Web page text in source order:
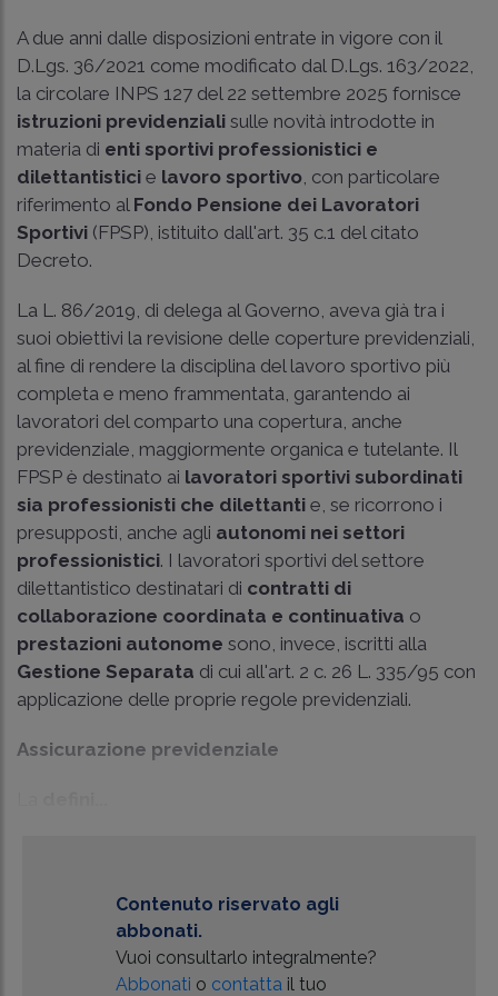
A due anni dalle disposizioni entrate in vigore con il
D.Lgs. 36/2021 come modificato dal D.Lgs. 163/2022,
la circolare INPS 127 del 22 settembre 2025 fornisce
istruzioni previdenziali sulle novità introdotte in
materia di enti sportivi professionistici e
dilettantistici e lavoro sportivo, con particolare
riferimento al Fondo Pensione dei Lavoratori
Sportivi (FPSP), istituito dall'art. 35 c.1 del citato
Decreto.
La L. 86/2019, di delega al Governo, aveva già tra i
suoi obiettivi la revisione delle coperture previdenziali,
al fine di rendere la disciplina del lavoro sportivo più
completa e meno frammentata, garantendo ai
lavoratori del comparto una copertura, anche
previdenziale, maggiormente organica e tutelante. Il
FPSP è destinato ai lavoratori sportivi subordinati
sia professionisti che dilettanti e, se ricorrono i
presupposti, anche agli autonomi nei settori
professionistici. I lavoratori sportivi del settore
dilettantistico destinatari di contratti di
collaborazione coordinata e continuativa o
prestazioni autonome sono, invece, iscritti alla
Gestione Separata di cui all'art. 2 c. 26 L. 335/95 con
applicazione delle proprie regole previdenziali.
Assicurazione previdenziale
Contenuto riservato agli
abbonati.
Vuoi consultarlo integralmente?
Abbonati o contattail tuo